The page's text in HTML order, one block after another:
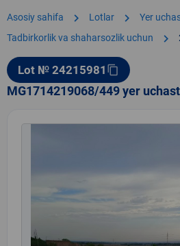
Asosiy sahifa chevron_right Lotlar chevron_right Yer
Tadbirkorlik va shaharsozlik uchun chevron_right
Lot № 24215981 content_copy
MG1714219068/449 yer